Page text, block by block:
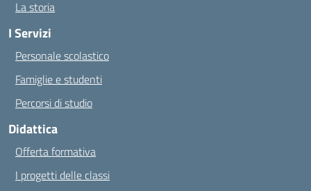
La storia
I Servizi
Personale scolastico
Famiglie e studenti
Percorsi di studio
Didattica
Offerta formativa
I progetti delle classi